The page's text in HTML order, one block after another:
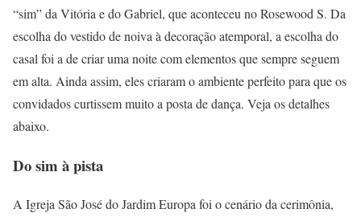
“sim” da Vitória e do Gabriel, que aconteceu no Rosewood S. Da
escolha do vestido de noiva à decoração atemporal, a escolha do
casal foi a de criar uma noite com elementos que sempre seguem
em alta. Ainda assim, eles criaram o ambiente perfeito para que os
convidados curtissem muito a posta de dança. Veja os detalhes
abaixo.
Do sim à pista
A Igreja São José do Jardim Europa foi o cenário da cerimônia,